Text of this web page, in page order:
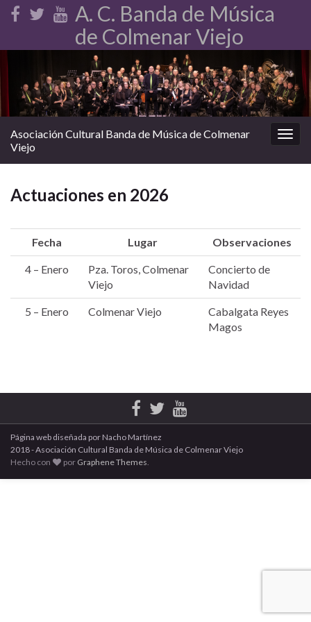
A. C. Banda de Música
de Colmenar Viejo
Asociación Cultural Banda de Música de Colmenar
Viejo
Actuaciones en 2026
Fecha Lugar Observaciones
4 – Enero
Pza. Toros, Colmenar
Viejo
Concierto de
Navidad
5 – Enero Colmenar Viejo
Cabalgata Reyes
Magos
Página web diseñada por Nacho Martínez
2018 - Asociación Cultural Banda de Música de Colmenar Viejo
Hecho con
por Graphene Themes